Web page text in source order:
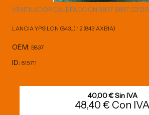
VENTILADOR CALEFACCION B837 B837
LANCIA YPSILON (843_) 1.2 (843.AXB1A)
OEM: B837
ID: 815711
40,00 € Sin IVA
48,40 € Con IVA